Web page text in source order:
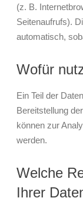
(z. B.
Seitenaufrufs).
automatisch,
Wofür
Ein Teil der
Bereitstellung
können zur
werden.
Welche
Ihrer